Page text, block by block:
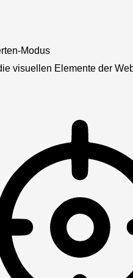
Modus
visuellen Elemente der